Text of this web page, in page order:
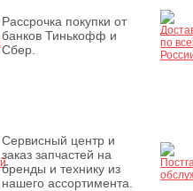
Рассрочка покупки от
банков Тинькофф и
Сбер.
Сервисный центр и
заказ запчастей на
бренды и технику из
нашего ассортимента.